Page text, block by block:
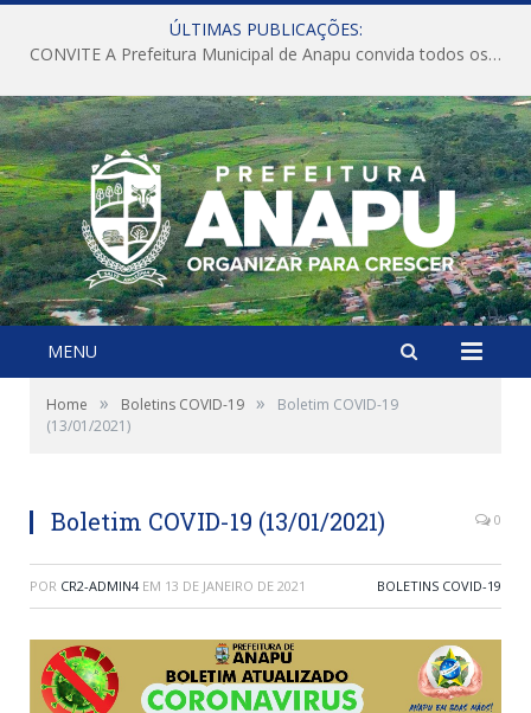
ÚLTIMAS PUBLICAÇÕES:
CONVITE A Prefeitura Municipal de Anapu convida todos os servidores públicos municipais para participarem da Audiência Pública de discussão da Lei de Diretrizes Orçamentárias (LDO), importante instrumento de planejamento das ações e investimentos da Administração Pública para o próximo exercício financeiro.
MENU
Home » Boletins COVID-19 »
Boletim COVID-19
(13/01/2021)
Boletim COVID-19 (13/01/2021) 0
POR CR2-ADMIN4 EM 13 DE JANEIRO DE 2021 BOLETINS COVID-19